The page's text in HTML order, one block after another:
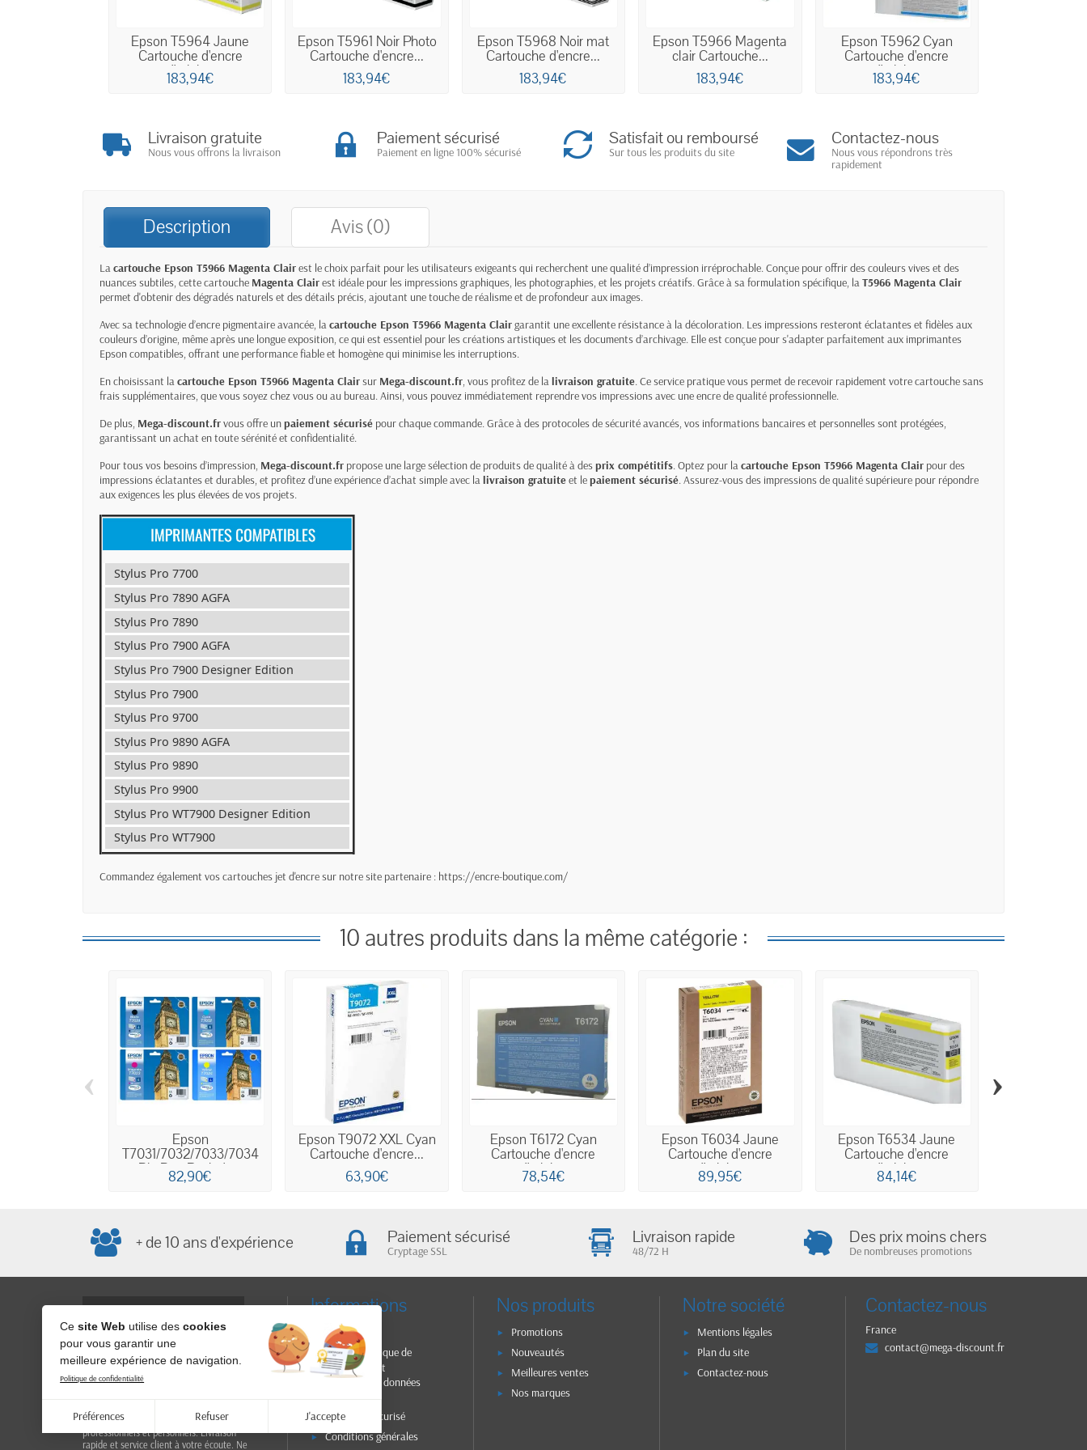
Cesite Web utilise descookies
pour vous garantir une
meilleure expérience de navigation.
Politique de confidentialité
Préférences Refuser J'accepte
Epson T5964 Jaune
Cartouche d'encre
d'origine
183,94€
Epson T5961 Noir Photo
Cartouche d'encre...
183,94€
Epson T5968 Noir mat
Cartouche d'encre...
183,94€
Epson T5966 Magenta
clair Cartouche...
183,94€
Epson T5962 Cyan
Cartouche d'encre
d'origine
183,94€
Livraison gratuite
Nous vous offrons la livraison
Paiement sécurisé
Paiement en ligne 100% sécurisé
Satisfait ou remboursé
Sur tous les produits du site
Contactez-nous
Nous vous répondrons très
rapidement
Description Avis (0)
Lacartouche Epson T5966 Magenta Clairest le choix parfait pour les utilisateurs exigeants qui recherchent une qualité d’impression irréprochable. Conçue pour offrir des couleurs vives et des
nuances subtiles, cette cartouche Magenta Clairest idéale pour les impressions graphiques, les photographies, et les projets créatifs. Grâce à sa formulation spécifique, laT5966 Magenta Clair
permet d'obtenir des dégradés naturels et des détails précis, ajoutant une touche de réalisme et de profondeur aux images.
Avec sa technologie d’encre pigmentaire avancée, lacartouche Epson T5966 Magenta Clairgarantit une excellente résistance à la décoloration. Les impressions resteront éclatantes et fidèles aux
couleurs d’origine, même après une longue exposition, ce qui est essentiel pour les créations artistiques et les documents d’archivage. Elle est conçue pour s'adapter parfaitement aux imprimantes
Epson compatibles, offrant une performance fiable et homogène qui minimise les interruptions.
En choisissant lacartouche Epson T5966 Magenta Clairsur Mega-discount.fr, vous profitez de lalivraison gratuite. Ce service pratique vous permet de recevoir rapidement votre cartouche sans
frais supplémentaires, que vous soyez chez vous ou au bureau. Ainsi, vous pouvez immédiatement reprendre vos impressions avec une encre de qualité professionnelle.
De plus, Mega-discount.frvous offre unpaiement sécurisé pour chaque commande. Grâce à des protocoles de sécurité avancés, vos informations bancaires et personnelles sont protégées,
garantissant un achat en toute sérénité et confidentialité.
Pour tous vos besoins d’impression, Mega-discount.fr propose une large sélection de produits de qualité à desprix compétitifs. Optez pour lacartouche Epson T5966 Magenta Clair pour des
impressions éclatantes et durables, et profitez d’une expérience d’achat simple avec lalivraison gratuiteet lepaiement sécurisé. Assurez-vous des impressions de qualité supérieure pour répondre
aux exigences les plus élevées de vos projets.
Stylus Pro 7700
Stylus Pro 7890 AGFA
Stylus Pro 7890
Stylus Pro 7900 AGFA
Stylus Pro 7900 Designer Edition
Stylus Pro 7900
Stylus Pro 9700
Stylus Pro 9890 AGFA
Stylus Pro 9890
Stylus Pro 9900
Stylus Pro WT7900 Designer Edition
Stylus Pro WT7900
Commandez également vos cartouches jet d'encre sur notre site partenaire : https://encre-boutique.com/
10 autres produits dans la même catégorie :
Epson
T7031/7032/7033/7034
Big Ben Pack de...
82,90€
Epson T9072 XXL Cyan
Cartouche d'encre...
63,90€
Epson T6172 Cyan
Cartouche d'encre
d'origine
78,54€
Epson T6034 Jaune
Cartouche d'encre
d'origine
89,95€
Epson T6534 Jaune
Cartouche d'encre
d'origine
84,14€
‹ ›
+ de 10 ans d'expérience Paiement sécurisé
Cryptage SSL
Livraison rapide
48/72 H
Des prix moins chers
De nombreuses promotions
marque sur Mega-Discount.fr et profitez
optimale pour vos documents
professionnels et personnels. Livraison
rapide et service client à votre écoute. Ne
Informations
Livraison
RGPD - Politique de
confidentialité et
d'utilisation des données
Paiement sécurisé
Conditions générales
Nos produits
Promotions
Nouveautés
Meilleures ventes
Nos marques
Notre société
Mentions légales
Plan du site
Contactez-nous
Contactez-nous
France
contact@mega-discount.fr